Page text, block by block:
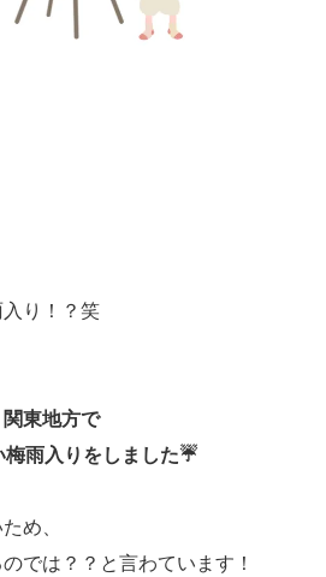
り！？笑
東地方で
雨入りをしました☔
め、
では？？と言わています！